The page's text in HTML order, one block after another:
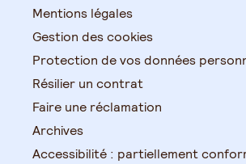
Mentions légales
Gestion des cookies
Protection de vos données
Résilier un contrat
Faire une réclamation
Archives
Accessibilité : partiellement